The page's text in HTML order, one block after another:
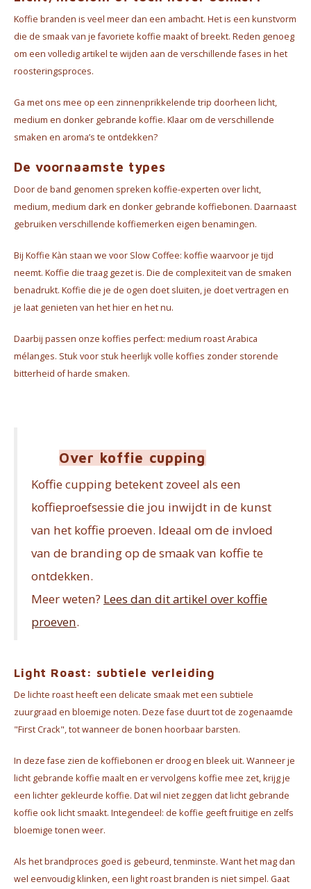
Chocolade, granola en Drankpoeders
Koffie Kàn merch
Outdoor accessoires
Koffie branden is veel meer dan een ambacht. Het is een kunstvorm
die de smaak van je favoriete koffie maakt of breekt. Reden genoeg
om een volledig artikel te wijden aan de verschillende fases in het
roosteringsproces.
Ga met ons mee op een zinnenprikkelende trip doorheen licht,
medium en donker gebrande koffie. Klaar om de verschillende
smaken en aroma’s te ontdekken?
De voornaamste types
Door de band genomen spreken koffie-experten over licht,
medium, medium dark en donker gebrande koffiebonen. Daarnaast
gebruiken verschillende koffiemerken eigen benamingen.
Bij Koffie Kàn staan we voor Slow Coffee: koffie waarvoor je tijd
neemt. Koffie die traag gezet is. Die de complexiteit van de smaken
benadrukt. Koffie die je de ogen doet sluiten, je doet vertragen en
je laat genieten van het hier en het nu.
Daarbij passen onze koffies perfect: medium roast Arabica
mélanges. Stuk voor stuk heerlijk volle koffies zonder storende
bitterheid of harde smaken.
Over koffie cupping
Koffie cupping betekent zoveel als een
koffieproefsessie die jou inwijdt in de kunst
van het koffie proeven. Ideaal om de invloed
van de branding op de smaak van koffie te
ontdekken.
Meer weten? Lees dan dit artikel over koffie
proeven.
Light Roast: subtiele verleiding
De lichte roast heeft een delicate smaak met een subtiele
zuurgraad en bloemige noten. Deze fase duurt tot de zogenaamde
"First Crack", tot wanneer de bonen hoorbaar barsten.
In deze fase zien de koffiebonen er droog en bleek uit. Wanneer je
licht gebrande koffie maalt en er vervolgens koffie mee zet, krijg je
een lichter gekleurde koffie. Dat wil niet zeggen dat licht gebrande
koffie ook licht smaakt. Integendeel: de koffie geeft fruitige en zelfs
bloemige tonen weer.
Als het brandproces goed is gebeurd, tenminste. Want het mag dan
wel eenvoudig klinken, een light roast branden is niet simpel. Gaat